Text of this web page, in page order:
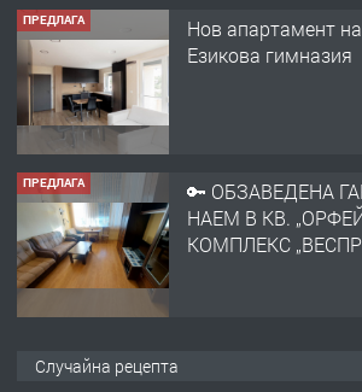
ПРЕДЛАГА
Нов апартамент
Езикова гимназия
ПРЕДЛАГА
🔑 ОБЗАВЕДЕНА
НАЕМ В КВ.
КОМПЛЕКС
Случайна рецепта